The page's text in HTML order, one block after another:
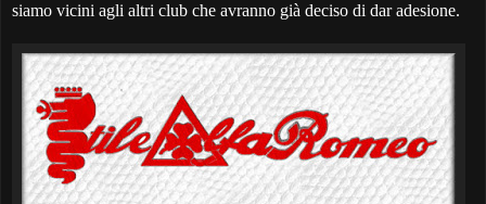
siamo vicini agli altri club che avranno già deciso di dar adesione.